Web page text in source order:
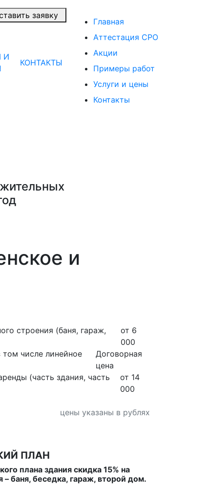
заявку
И
КОНТАКТЫ
Главная
Аттестация СРО
Акции
Примеры работ
Услуги и цены
Контакты
и
строения (баня, гараж,
от 6
000
числе линейное
Договорная
цена
(часть здания, часть
от 14
000
цены указаны в рублях
ПЛАН
плана здания скидка 15% на
– баня, беседка, гараж, второй дом.